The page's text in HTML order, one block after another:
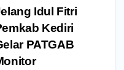
Idul Fitri
Kediri
PATGAB